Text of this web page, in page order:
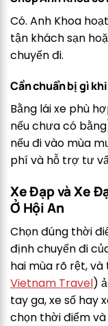
Có. Anh Khoa
tận khách sạn
chuyến đi.
Cần chuẩn bị gì
Bằng lái xe phù
nếu chưa có
nếu đi vào mùa
phí và hỗ trợ tư
Xe Đạp và Xe
Ở Hội An
Chọn đúng thời
định chuyến đi
hai mùa rõ rệt,
Vietnam Travel)
tay ga, xe số hay
chọn thời điểm